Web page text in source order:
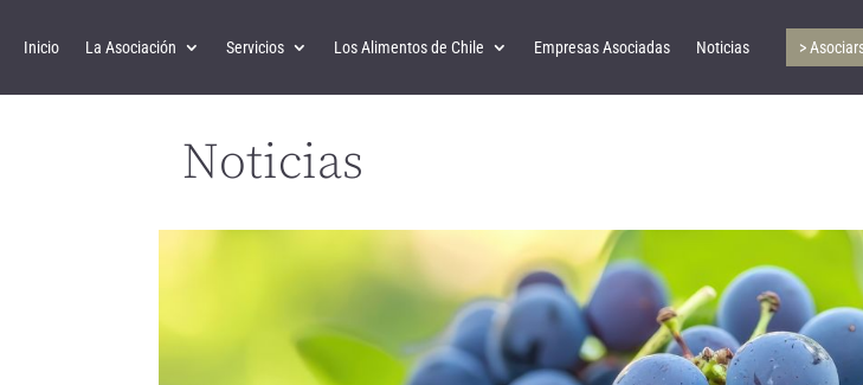
Inicio La Asociación Servicios Los Alimentos de Chile Empresas Asociadas Noticias >
Noticias